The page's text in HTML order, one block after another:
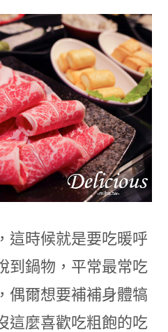
這時候就是要吃暖呼
到鍋物，平常最常吃
偶爾想要補補身體犒
這麼喜歡吃粗飽的吃